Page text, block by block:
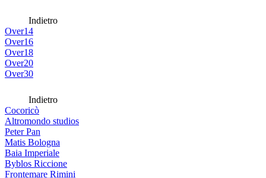
Indietro
Over14
Over16
Over18
Over20
Over30
Indietro
Cocoricò
Altromondo studios
Peter Pan
Matis Bologna
Baia Imperiale
Byblos Riccione
Frontemare Rimini